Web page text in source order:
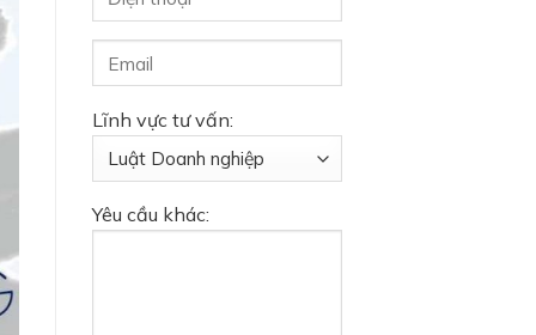
Lĩnh vực tư vấn:
Yêu cầu khác: